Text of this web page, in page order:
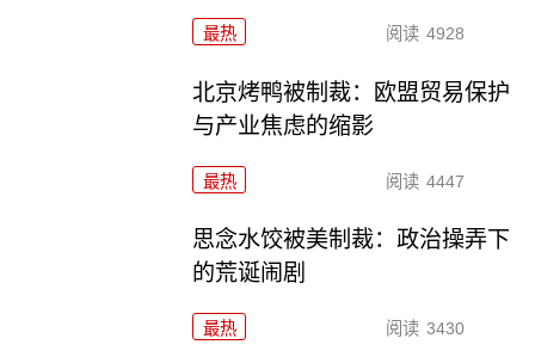
最热 阅读 4928
北京烤鸭被制裁：欧盟贸易保护
与产业焦虑的缩影
最热 阅读 4447
思念水饺被美制裁：政治操弄下
的荒诞闹剧
最热 阅读 3430